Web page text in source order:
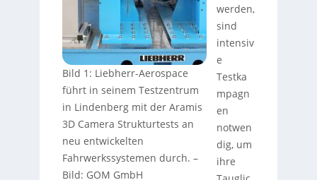
Bild 1: Liebherr-Aerospace
führt in seinem Testzentrum
in Lindenberg mit der Aramis
3D Camera Strukturtests an
neu entwickelten
Fahrwerkssystemen durch. –
Bild: GOM GmbH
werden,
sind
intensiv
e
Testka
mpagn
en
notwen
dig, um
ihre